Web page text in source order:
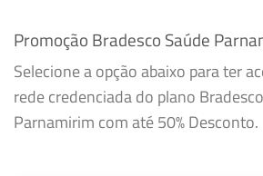
Promoção Bradesco Saúde
Selecione a opção abaixo para ter
rede credenciada do plano
Parnamirim com até 50% Desconto.